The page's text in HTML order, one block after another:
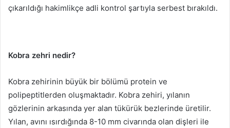
çıkarıldığı hakimlikçe adli kontrol şartıyla serbest bırakıldı.
Kobra zehri nedir?
Kobra zehirinin büyük bir bölümü protein ve
polipeptitlerden oluşmaktadır. Kobra zehiri, yılanın
gözlerinin arkasında yer alan tükürük bezlerinde üretilir.
Yılan, avını ısırdığında 8-10 mm civarında olan dişleri ile